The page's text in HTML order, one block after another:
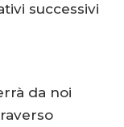
successivi
da noi